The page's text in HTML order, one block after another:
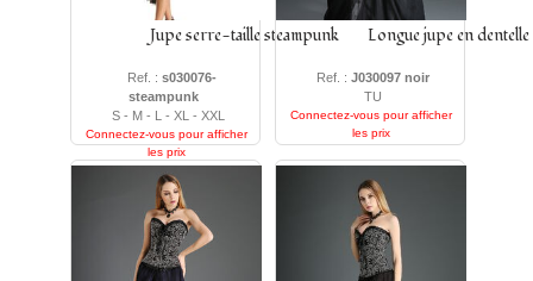
Jupe serre-taille steampunk
Ref. : s030076-
steampunk
S - M - L - XL - XXL
Connectez-vous pour afficher
les prix
Longue jupe en dentelle
Ref. : J030097 noir
TU
Connectez-vous pour afficher
les prix